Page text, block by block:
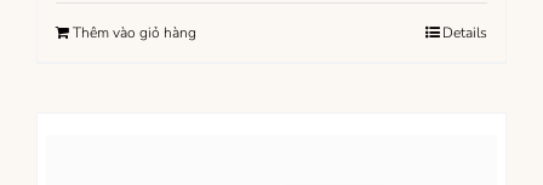
Thêm vào giỏ hàng Details